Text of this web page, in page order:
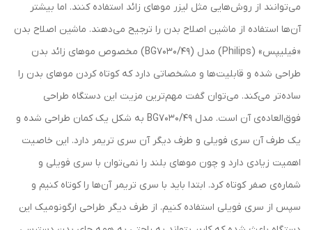
می‌توانند از روش‌هایی مثل لیزر موهای زائد استفاده کنند. اما بیشتر
آن‌ها استفاده از ماشین‌ اصلاح بدن را ترجیح می‌دهند. ماشین اصلاح بدن
«فیلیپس» (Philips) مدل (BG7030/49) مخصوص موهای زائد بدن
طراحی شده و قابلیت‌ها و مشخصاتی دارد که کوتاه کردن موهای بدن را
ساده‌تر می‌کند. می‌توان گفت مهم‌ترین مزیت این دستگاه طراحی
فوق‌العاده‌ی آن است. مدل BG7030/49 به شکل یک کمان طراحی شده و
یک طرف آن سری فویلی و طرف دیگر آن سری تریمر دارد. این خاصیت
اهمیت زیادی دارد و چون موهای بلند را نمی‌توان با سری فویلی و
شماره‌ی صفر کوتاه کرد. ابتدا باید با سری تریمر آن‌ها را کوتاه کنیم و
سپس از سری فویلی استفاده کنیم. از طرف دیگر طراحی ارگونومیک این